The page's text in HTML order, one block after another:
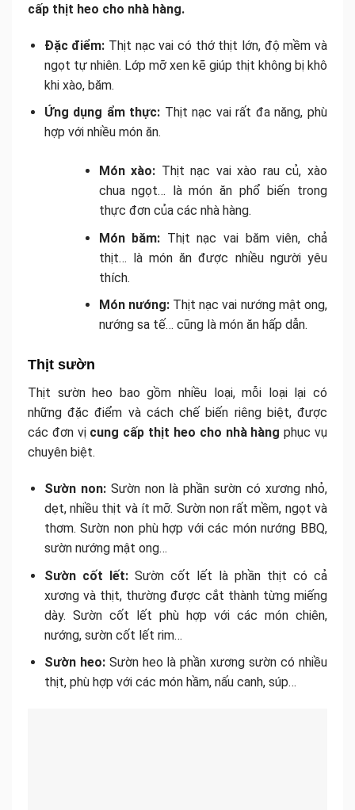
cấp thịt heo cho nhà hàng.
Đặc điểm: Thịt nạc vai có thớ thịt lớn, độ mềm và
ngọt tự nhiên. Lớp mỡ xen kẽ giúp thịt không bị khô
khi xào, băm.
Ứng dụng ẩm thực: Thịt nạc vai rất đa năng, phù
hợp với nhiều món ăn.
Món xào: Thịt nạc vai xào rau củ, xào
chua ngọt… là món ăn phổ biến trong
thực đơn của các nhà hàng.
Món băm: Thịt nạc vai băm viên, chả
thịt… là món ăn được nhiều người yêu
thích.
Món nướng:Thịt nạc vai nướng mật ong,
nướng sa tế… cũng là món ăn hấp dẫn.
Thịt sườn
Thịt sườn heo bao gồm nhiều loại, mỗi loại lại có
những đặc điểm và cách chế biến riêng biệt, được
các đơn vị cung cấp thịt heo cho nhà hàng phục vụ
chuyên biệt.
Sườn non:Sườn non là phần sườn có xương nhỏ,
dẹt, nhiều thịt và ít mỡ. Sườn non rất mềm, ngọt và
thơm. Sườn non phù hợp với các món nướng BBQ,
sườn nướng mật ong…
Sườn cốt lết:Sườn cốt lết là phần thịt có cả
xương và thịt, thường được cắt thành từng miếng
dày. Sườn cốt lết phù hợp với các món chiên,
nướng, sườn cốt lết rim…
Sườn heo:Sườn heo là phần xương sườn có nhiều
thịt, phù hợp với các món hầm, nấu canh, súp…